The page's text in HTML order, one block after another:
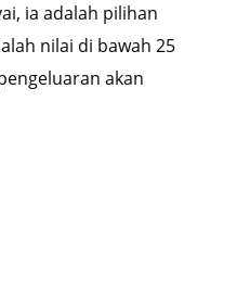
ia adalah pilihan
nilai di bawah 25
akan